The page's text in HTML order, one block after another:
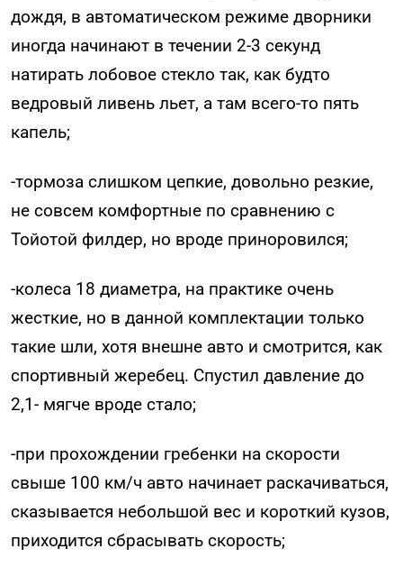
дождя, в автоматическом режиме дворники
иногда начинают в течении 2-3 секунд
натирать лобовое стекло так, как будто
ведровый ливень льет, а там всего-то пять
капель;
-тормоза слишком цепкие, довольно резкие,
не совсем комфортные по сравнению с
Тойотой филдер, но вроде приноровился;
-колеса 18 диаметра, на практике очень
жесткие, но в данной комплектации только
такие шли, хотя внешне авто и смотрится, как
спортивный жеребец. Спустил давление до
2,1- мягче вроде стало;
-при прохождении гребенки на скорости
свыше 100 км/ч авто начинает раскачиваться,
сказывается небольшой вес и короткий кузов,
приходится сбрасывать скорость;